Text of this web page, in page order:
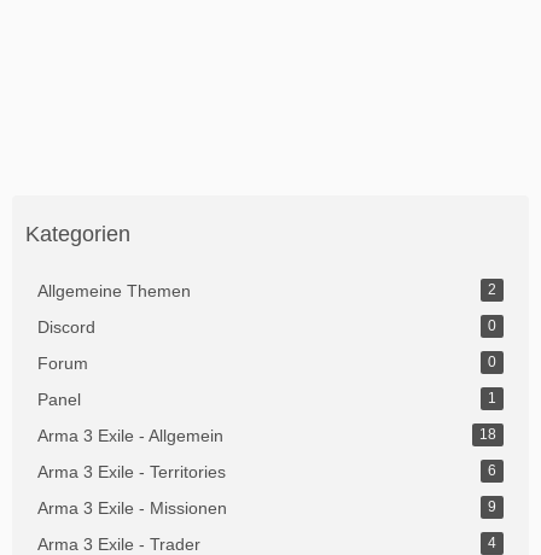
Kategorien
Allgemeine Themen 2
Discord 0
Forum 0
Panel 1
Arma 3 Exile - Allgemein 18
Arma 3 Exile - Territories 6
Arma 3 Exile - Missionen 9
Arma 3 Exile - Trader 4